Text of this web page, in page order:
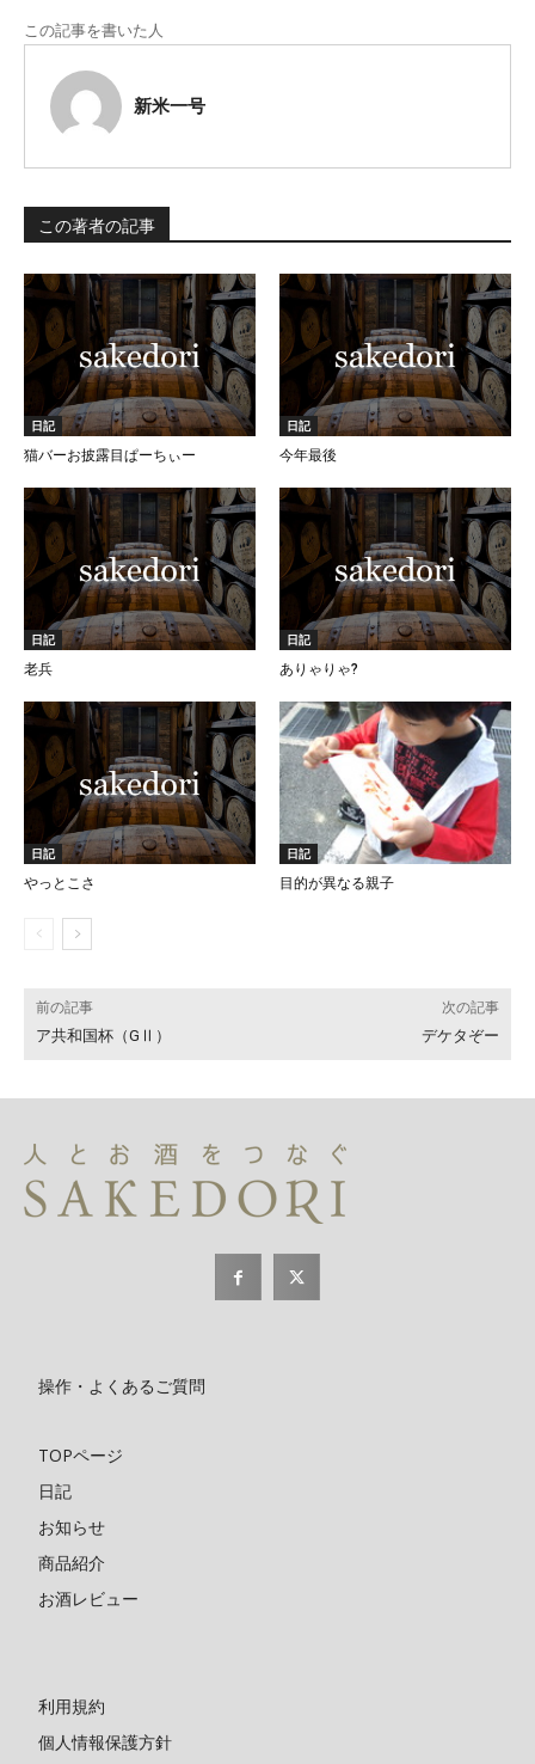
この記事を書いた人
新米一号
この著者の記事
日記
猫バーお披露目ぱーちぃー
日記
今年最後
日記
老兵
日記
ありゃりゃ?
日記
やっとこさ
日記
目的が異なる親子
前の記事
ア共和国杯（GⅡ）
次の記事
デケタぞー
操作・よくあるご質問
TOPページ
日記
お知らせ
商品紹介
お酒レビュー
利用規約
個人情報保護方針